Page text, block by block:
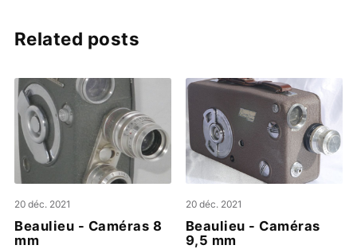
Related posts
20 déc. 2021
Beaulieu - Caméras 8
mm
20 déc. 2021
Beaulieu - Caméras
9,5 mm